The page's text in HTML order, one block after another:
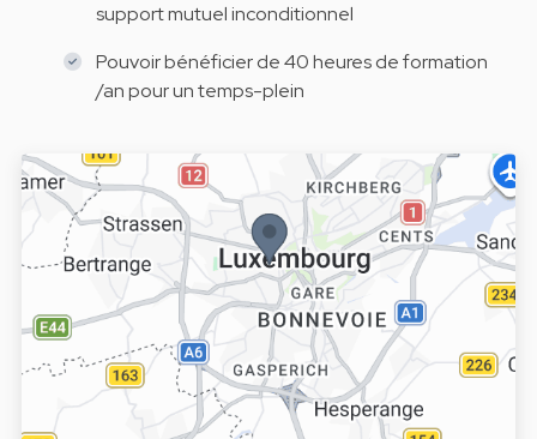
support mutuel inconditionnel
Pouvoir bénéficier de 40 heures de formation
/an pour un temps-plein